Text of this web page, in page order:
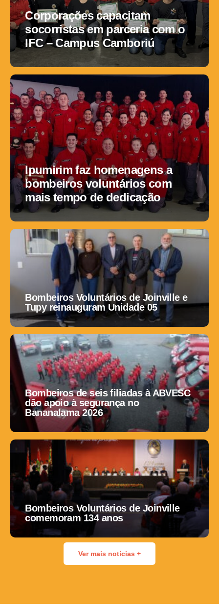
Corporações capacitam
socorristas em parceria com o
IFC – Campus Camboriú
Ipumirim faz homenagens a
bombeiros voluntários com
mais tempo de dedicação
Bombeiros Voluntários de Joinville e
Tupy reinauguram Unidade 05
Bombeiros de seis filiadas à ABVESC
dão apoio à segurança no
Bananalama 2026
Bombeiros Voluntários de Joinville
comemoram 134 anos
Ver mais notícias +